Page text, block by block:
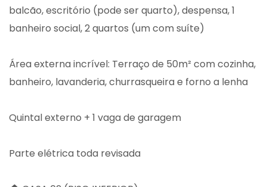
balcão, escritório (pode ser quarto), despensa, 1
banheiro social, 2 quartos (um com suíte)
Área externa incrível: Terraço de 50m² com cozinha,
banheiro, lavanderia, churrasqueira e forno a lenha
Quintal externo + 1 vaga de garagem
Parte elétrica toda revisada